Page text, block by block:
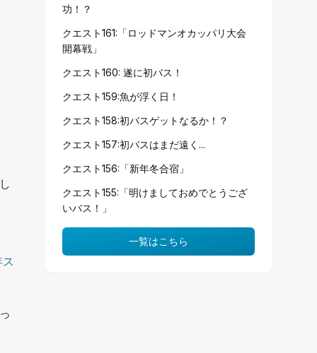
功！？
クエスト161:「ロッドマンオカッパリ大会
開幕戦」
クエスト160: 遂に初バス！
クエスト159:魚が浮く日！
クエスト158:初バスゲットなるか！？
クエスト157:初バスはまだ遠く...
クエスト156:「新年冬合宿」
クエスト155:「明けましておめでとうござ
いバス！」
一覧はこちら